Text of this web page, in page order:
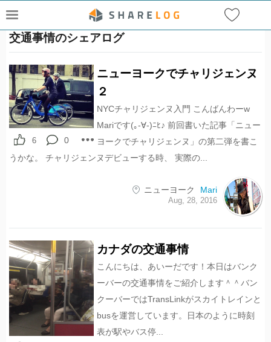
交通事情のシェアログ
0
6
ニューヨークでチャリジェンヌ
２
NYCチャリジェンヌ入門 こんばんわーw
Mariです(｡-∀-)ﾆﾋ♪ 前回書いた記事「ニュー
ヨークでチャリジェンヌ」の第二弾を書こ
うかな。 チャリジェンヌデビューする時、 実際の...
ニューヨーク Mari
Aug, 28, 2016
カナダの交通事情
こんにちは、あいーだです！本日はバンク
ーバーの交通事情をご紹介します＾＾バン
クーバーではTransLinkがスカイトレインと
busを運営しています。日本のように時刻
表が駅やバス停...